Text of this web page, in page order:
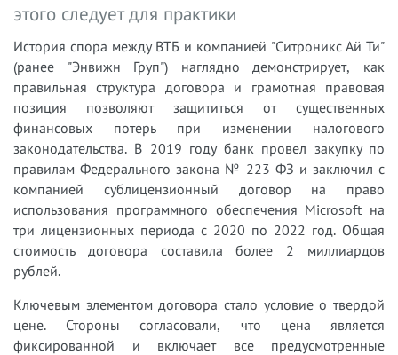
этого следует для практики
История спора между ВТБ и компанией "Ситроникс Ай Ти"
(ранее "Энвижн Груп") наглядно демонстрирует, как
правильная структура договора и грамотная правовая
позиция позволяют защититься от существенных
финансовых потерь при изменении налогового
законодательства. В 2019 году банк провел закупку по
правилам Федерального закона № 223-ФЗ и заключил с
компанией сублицензионный договор на право
использования программного обеспечения Microsoft на
три лицензионных периода с 2020 по 2022 год. Общая
стоимость договора составила более 2 миллиардов
рублей.
Ключевым элементом договора стало условие о твердой
цене. Стороны согласовали, что цена является
фиксированной и включает все предусмотренные